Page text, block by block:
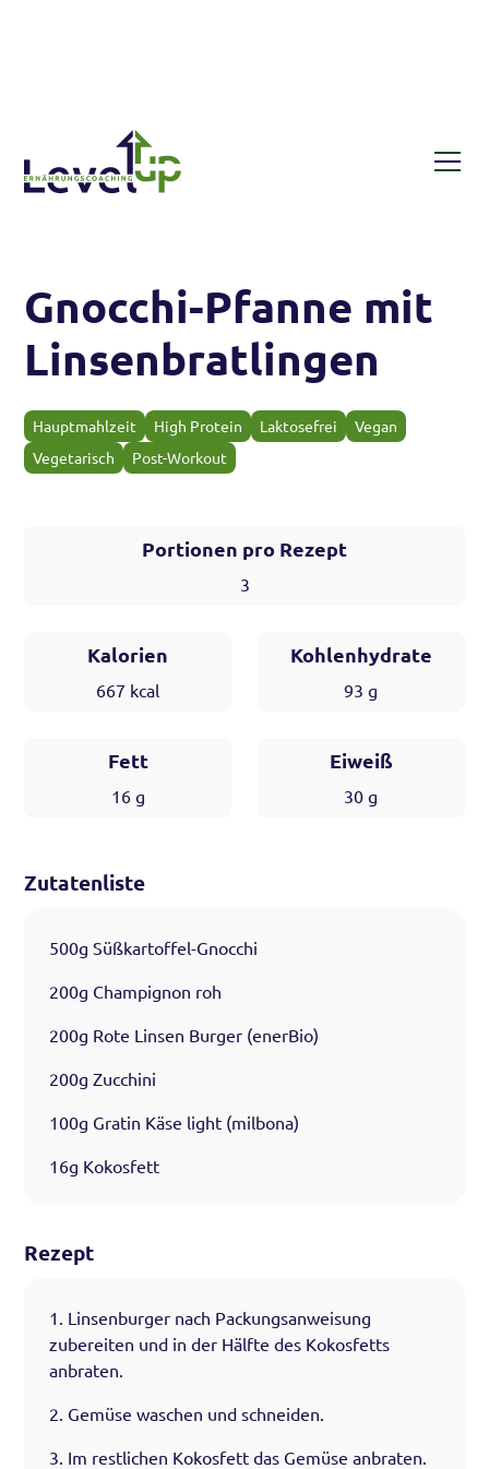
Gnocchi-Pfanne mit
Linsenbratlingen
Hauptmahlzeit High Protein Laktosefrei
Vegan
Vegetarisch
Post-Workout
Portionen pro Rezept
3
Kalorien
667 kcal
Kohlenhydrate
93 g
Fett
16g
Eiweiß
30 g
Zutatenliste
500g Süßkartoffel-Gnocchi
200g Champignon roh
200g Rote Linsen Burger (enerBio)
200g Zucchini
100g Gratin Käse light (milbona)
16g Kokosfett
Rezept
1. Linsenburger nach Packungsanweisung
zubereiten und in der Hälfte des Kokosfetts
anbraten.
2. Gemüse waschen und schneiden.
3. Im restlichen Kokosfett das Gemüse anbraten.